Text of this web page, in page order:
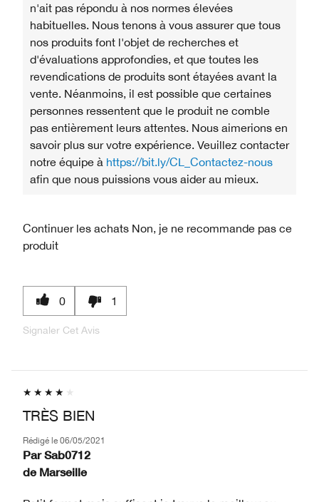
n'ait pas répondu à nos normes élevées
habituelles. Nous tenons à vous assurer que tous
nos produits font l'objet de recherches et
d'évaluations approfondies, et que toutes les
revendications de produits sont étayées avant la
vente. Néanmoins, il est possible que certaines
personnes ressentent que le produit ne comble
pas entièrement leurs attentes. Nous aimerions en
savoir plus sur votre expérience. Veuillez contacter
notre équipe à https://bit.ly/CL_Contactez-nous
afin que nous puissions vous aider au mieux.
Continuer les achats Non, je ne recommande pas ce
produit
0 1
Signaler Cet Avis
TRÈS BIEN
Rédigé le 06/05/2021
Par Sab0712
de Marseille